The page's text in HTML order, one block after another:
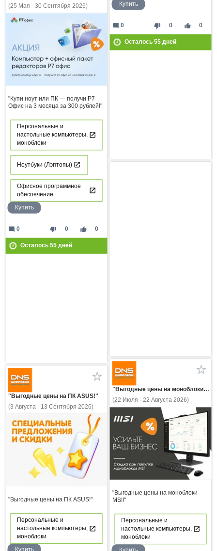
Купить
thumb_down 0 thumb_up 0
mode_comment 0
Осталось 55дней
(25 Мая - 30 Сентября 2026)
"Купи ноут или ПК — получи Р7
Офис на 3 месяца за 300 рублей!"
Персональные и
настольные компьютеры,
моноблоки
Ноутбуки (Лэптопы)
Офисное программное
обеспечение
Купить
thumb_down 0 thumb_up 0
mode_comment 0
Осталось 55дней
"Выгодные цены на моноблоки MSI!"
(22 Июля - 22 Августа 2026)
"Выгодные цены на моноблоки
MSI!"
Персональные и
настольные компьютеры,
моноблоки
"Выгодные цены на ПК ASUS!"
(3 Августа - 13 Сентября 2026)
"Выгодные цены на ПК ASUS!"
Персональные и
настольные компьютеры,
моноблоки